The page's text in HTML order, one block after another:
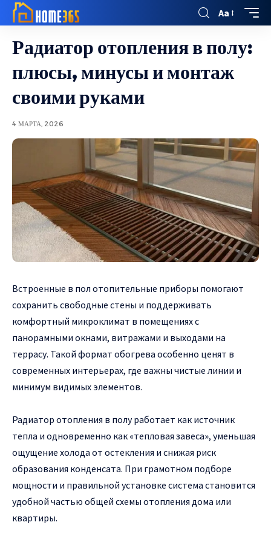
Aa
Радиатор отопления в полу:
плюсы, минусы и монтаж
своими руками
4 МАРТА, 2026
Встроенные в пол отопительные приборы помогают
сохранить свободные стены и поддерживать
комфортный микроклимат в помещениях с
панорамными окнами, витражами и выходами на
террасу. Такой формат обогрева особенно ценят в
современных интерьерах, где важны чистые линии и
минимум видимых элементов.
Радиатор отопления в полу работает как источник
тепла и одновременно как «тепловая завеса», уменьшая
ощущение холода от остекления и снижая риск
образования конденсата. При грамотном подборе
мощности и правильной установке система становится
удобной частью общей схемы отопления дома или
квартиры.